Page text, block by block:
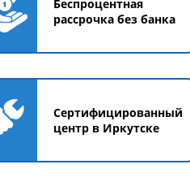
Беспроцентная
рассрочка без банка
Сертифицированный
центр в Иркутске